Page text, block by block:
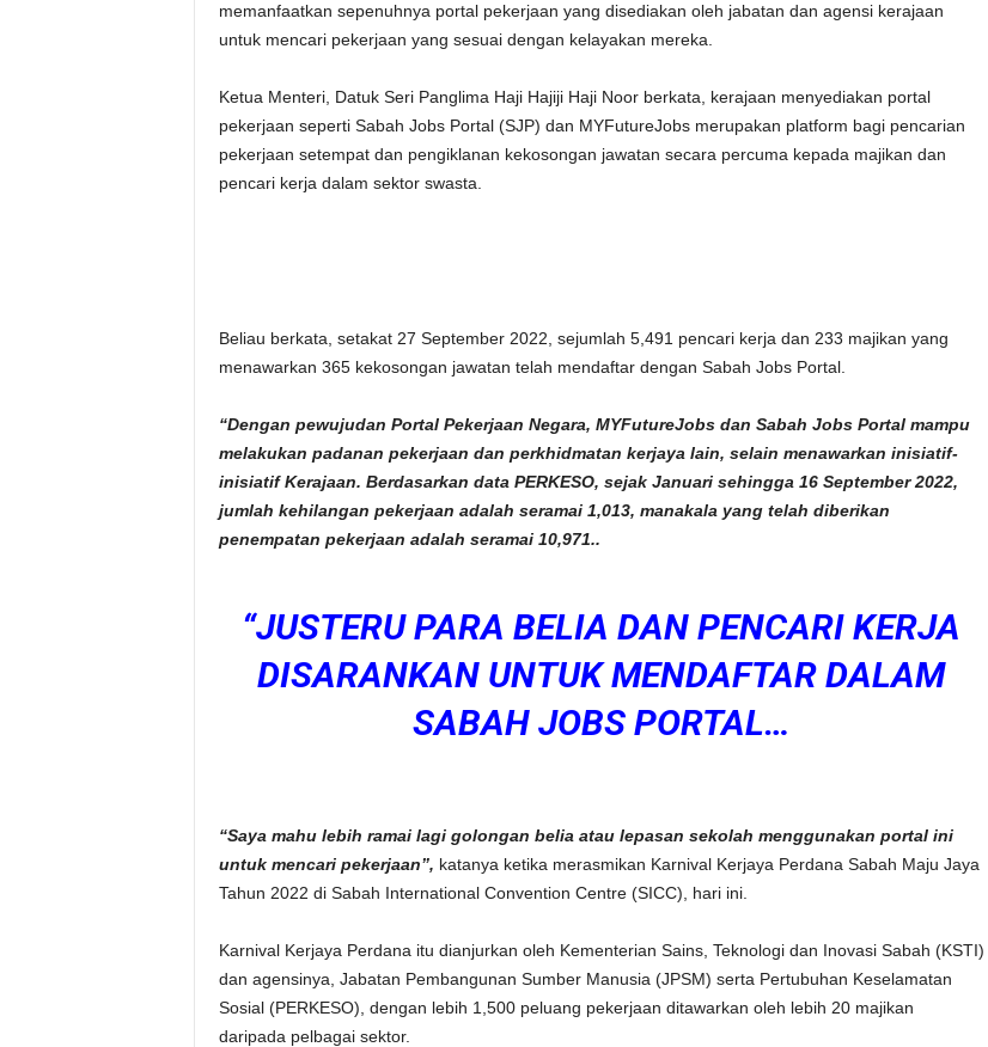
memanfaatkan sepenuhnya portal pekerjaan yang disediakan oleh jabatan dan agensi kerajaan
untuk mencari pekerjaan yang sesuai dengan kelayakan mereka.
Ketua Menteri, Datuk Seri Panglima Haji Hajiji Haji Noor berkata, kerajaan menyediakan portal
pekerjaan seperti Sabah Jobs Portal (SJP) dan MYFutureJobs merupakan platform bagi pencarian
pekerjaan setempat dan pengiklanan kekosongan jawatan secara percuma kepada majikan dan
pencari kerja dalam sektor swasta.
Beliau berkata, setakat 27 September 2022, sejumlah 5,491 pencari kerja dan 233 majikan yang
menawarkan 365 kekosongan jawatan telah mendaftar dengan Sabah Jobs Portal.
“Dengan pewujudan Portal Pekerjaan Negara, MYFutureJobs dan Sabah Jobs Portal mampu
melakukan padanan pekerjaan dan perkhidmatan kerjaya lain, selain menawarkan inisiatif-
inisiatif Kerajaan. Berdasarkan data PERKESO, sejak Januari sehingga 16 September 2022,
jumlah kehilangan pekerjaan adalah seramai 1,013, manakala yang telah diberikan
penempatan pekerjaan adalah seramai 10,971..
“JUSTERU PARA BELIA DAN PENCARI KERJA
DISARANKAN UNTUK MENDAFTAR DALAM
SABAH JOBS PORTAL…
“Saya mahu lebih ramai lagi golongan belia atau lepasan sekolah menggunakan portal ini
untuk mencari pekerjaan”, katanya ketika merasmikan Karnival Kerjaya Perdana Sabah Maju Jaya
Tahun 2022 di Sabah International Convention Centre (SICC), hari ini.
Karnival Kerjaya Perdana itu dianjurkan oleh Kementerian Sains, Teknologi dan Inovasi Sabah (KSTI)
dan agensinya, Jabatan Pembangunan Sumber Manusia (JPSM) serta Pertubuhan Keselamatan
Sosial (PERKESO), dengan lebih 1,500 peluang pekerjaan ditawarkan oleh lebih 20 majikan
daripada pelbagai sektor.